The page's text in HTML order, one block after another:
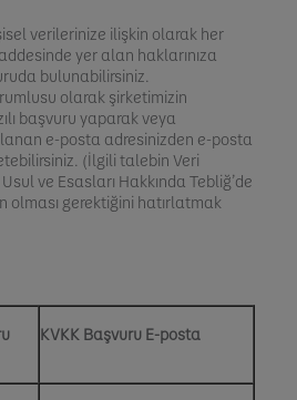
verilerinize ilişkin olarak her
yer alan haklarınıza
bulunabilirsiniz.
olarak şirketimizin
başvuru yaparak veya
e-posta adresinizden e-posta
(İlgili talebin Veri
ve Esasları Hakkında Tebliğ’de
gerektiğini hatırlatmak
KVKK Başvuru E-posta